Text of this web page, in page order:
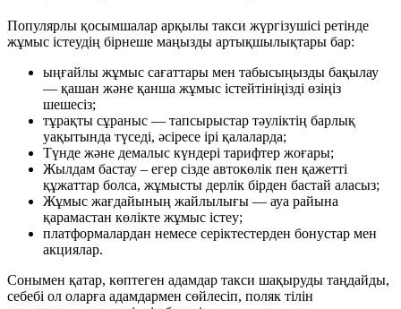
Популярлы қосымшалар арқылы такси жүргізушісі ретінде
жұмыс істеудің бірнеше маңызды артықшылықтары бар:
ыңғайлы жұмыс сағаттары мен табысыңызды бақылау
— қашан және қанша жұмыс істейтініңізді өзіңіз
шешесіз;
тұрақты сұраныс — тапсырыстар тәуліктің барлық
уақытында түседі, әсіресе ірі қалаларда;
Түнде және демалыс күндері тарифтер жоғары;
Жылдам бастау – егер сізде автокөлік пен қажетті
құжаттар болса, жұмысты дерлік бірден бастай аласыз;
Жұмыс жағдайының жайлылығы — ауа райына
қарамастан көлікте жұмыс істеу;
платформалардан немесе серіктестерден бонустар мен
акциялар.
Сонымен қатар, көптеген адамдар такси шақыруды таңдайды,
себебі ол оларға адамдармен сөйлесіп, поляк тілін